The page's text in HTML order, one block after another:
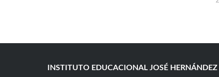
INSTITUTO EDUCACIONAL JOSÉ HERNÁNDEZ